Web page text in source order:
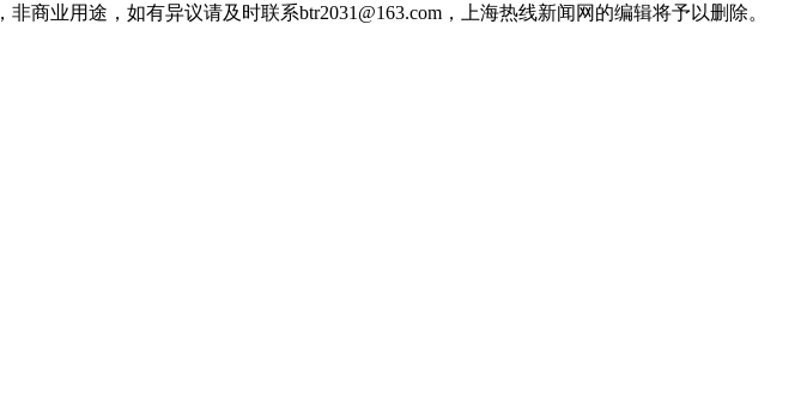
业用途，如有异议请及时联系btr2031@163.com，上海热线新闻网的编辑将予以删除。